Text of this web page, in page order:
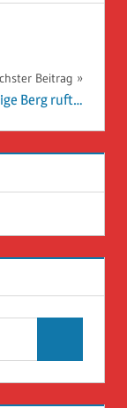
Beitrag
Berg ruft…